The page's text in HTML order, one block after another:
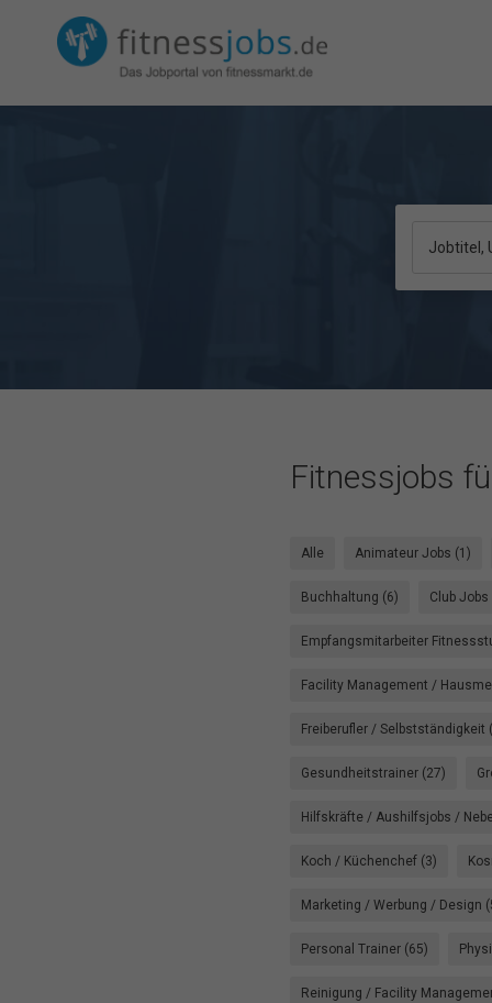
Jobtitel,
Fitnessjobs
Alle Animateur Jobs (1)
Buchhaltung (6) Club Jobs
Empfangsmitarbeiter
Facility Management /
Freiberufler / Selbstständigkeit
Gesundheitstrainer (27)
Hilfskräfte / Aushilfsjobs /
Koch / Küchenchef (3)
Marketing / Werbung / Design
Personal Trainer (65)
Reinigung / Facility